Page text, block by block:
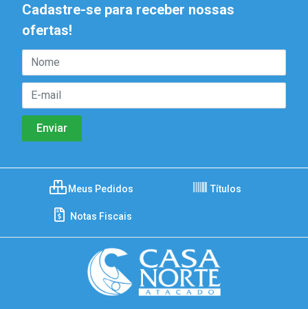
Cadastre-se para receber nossas
ofertas!
Meus Pedidos Títulos
Notas Fiscais